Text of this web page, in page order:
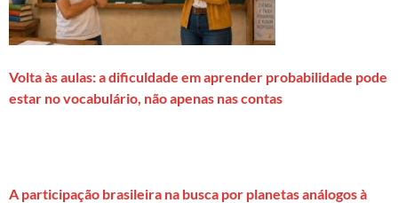
Volta às aulas: a dificuldade em aprender probabilidade pode
estar no vocabulário, não apenas nas contas
A participação brasileira na busca por planetas análogos à